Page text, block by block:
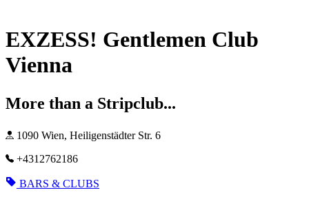
EXZESS! Gentlemen Club
Vienna
More than a Stripclub...
1090 Wien, Heiligenstädter Str. 6
+4312762186
BARS & CLUBS